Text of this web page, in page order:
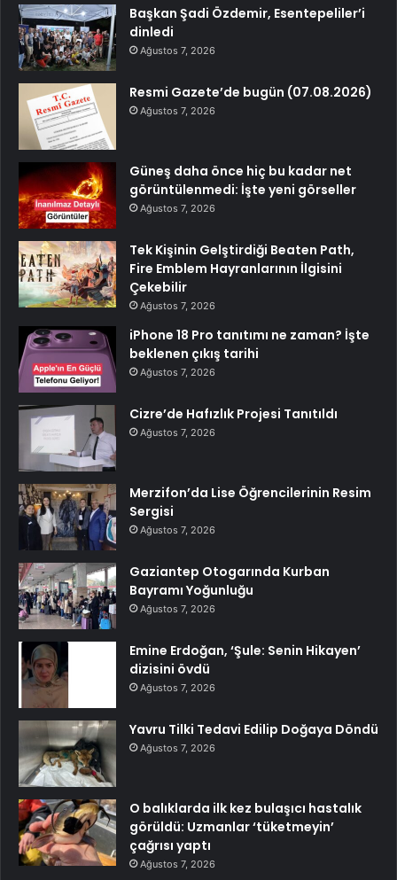
Başkan Şadi Özdemir, Esentepeliler’i
dinledi
Ağustos 7, 2026
Resmi Gazete’de bugün (07.08.2026)
Ağustos 7, 2026
Güneş daha önce hiç bu kadar net
görüntülenmedi: İşte yeni görseller
Ağustos 7, 2026
Tek Kişinin Gelştirdiği Beaten Path,
Fire Emblem Hayranlarının İlgisini
Çekebilir
Ağustos 7, 2026
iPhone 18 Pro tanıtımı ne zaman? İşte
beklenen çıkış tarihi
Ağustos 7, 2026
Cizre’de Hafızlık Projesi Tanıtıldı
Ağustos 7, 2026
Merzifon’da Lise Öğrencilerinin Resim
Sergisi
Ağustos 7, 2026
Gaziantep Otogarında Kurban
Bayramı Yoğunluğu
Ağustos 7, 2026
Emine Erdoğan, ‘Şule: Senin Hikayen’
dizisini övdü
Ağustos 7, 2026
Yavru Tilki Tedavi Edilip Doğaya Döndü
Ağustos 7, 2026
O balıklarda ilk kez bulaşıcı hastalık
görüldü: Uzmanlar ‘tüketmeyin’
çağrısı yaptı
Ağustos 7, 2026